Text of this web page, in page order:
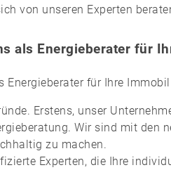
von unseren Experten
als Energieberater für
Energieberater für Ihre
Erstens, unser
Wir sind mit den
zu machen.
Experten, die Ihre